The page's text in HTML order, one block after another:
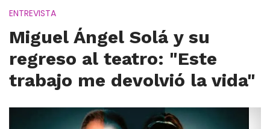
ENTREVISTA
Miguel Ángel Solá y su
regreso al teatro: "Este
trabajo me devolvió la vida"